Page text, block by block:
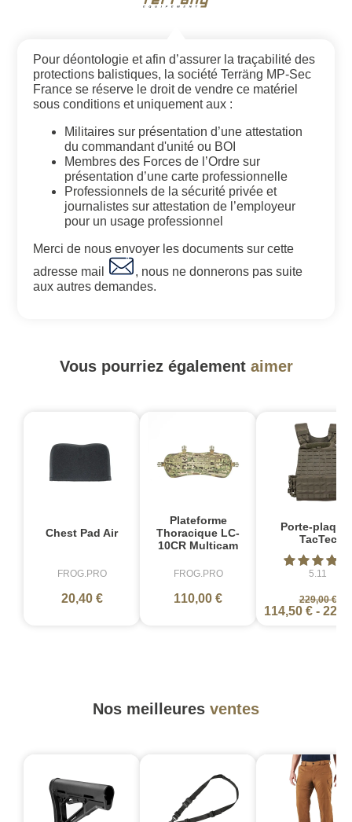
Pour déontologie et afin d’assurer la traçabilité des
protections balistiques, la société Terräng MP-Sec
France se réserve le droit de vendre ce matériel
sous conditions et uniquement aux :
Militaires sur présentation d’une attestation
du commandant d'unité ou BOI
Membres des Forces de l’Ordre sur
présentation d’une carte professionnelle
Professionnels de la sécurité privée et
journalistes sur attestation de l’employeur
pour un usage professionnel
Merci de nous envoyer les documents sur cette
adresse mail
, nous ne donnerons pas suite
aux autres demandes.
Vous pourriez également aimer
Chest Pad Air
FROG.PRO
20,40 €
Plateforme
Thoracique LC-
10CR Multicam
FROG.PRO
110,00 €
Porte-
TacTec
5.11
229,00 €
114,50 € -
Nos meilleures ventes